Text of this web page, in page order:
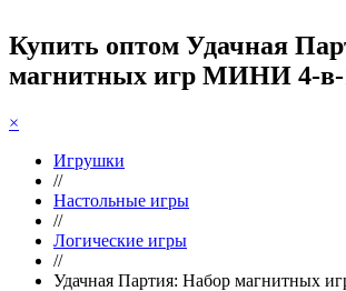
Купить оптом Удачная
магнитных игр МИНИ 4-в-
×
Игрушки
//
Настольные игры
//
Логические игры
//
Удачная Партия: Набор магнитных